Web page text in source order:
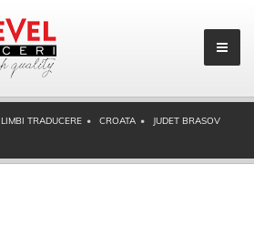
LIMBI TRADUCERE CROATA JUDET BRASOV